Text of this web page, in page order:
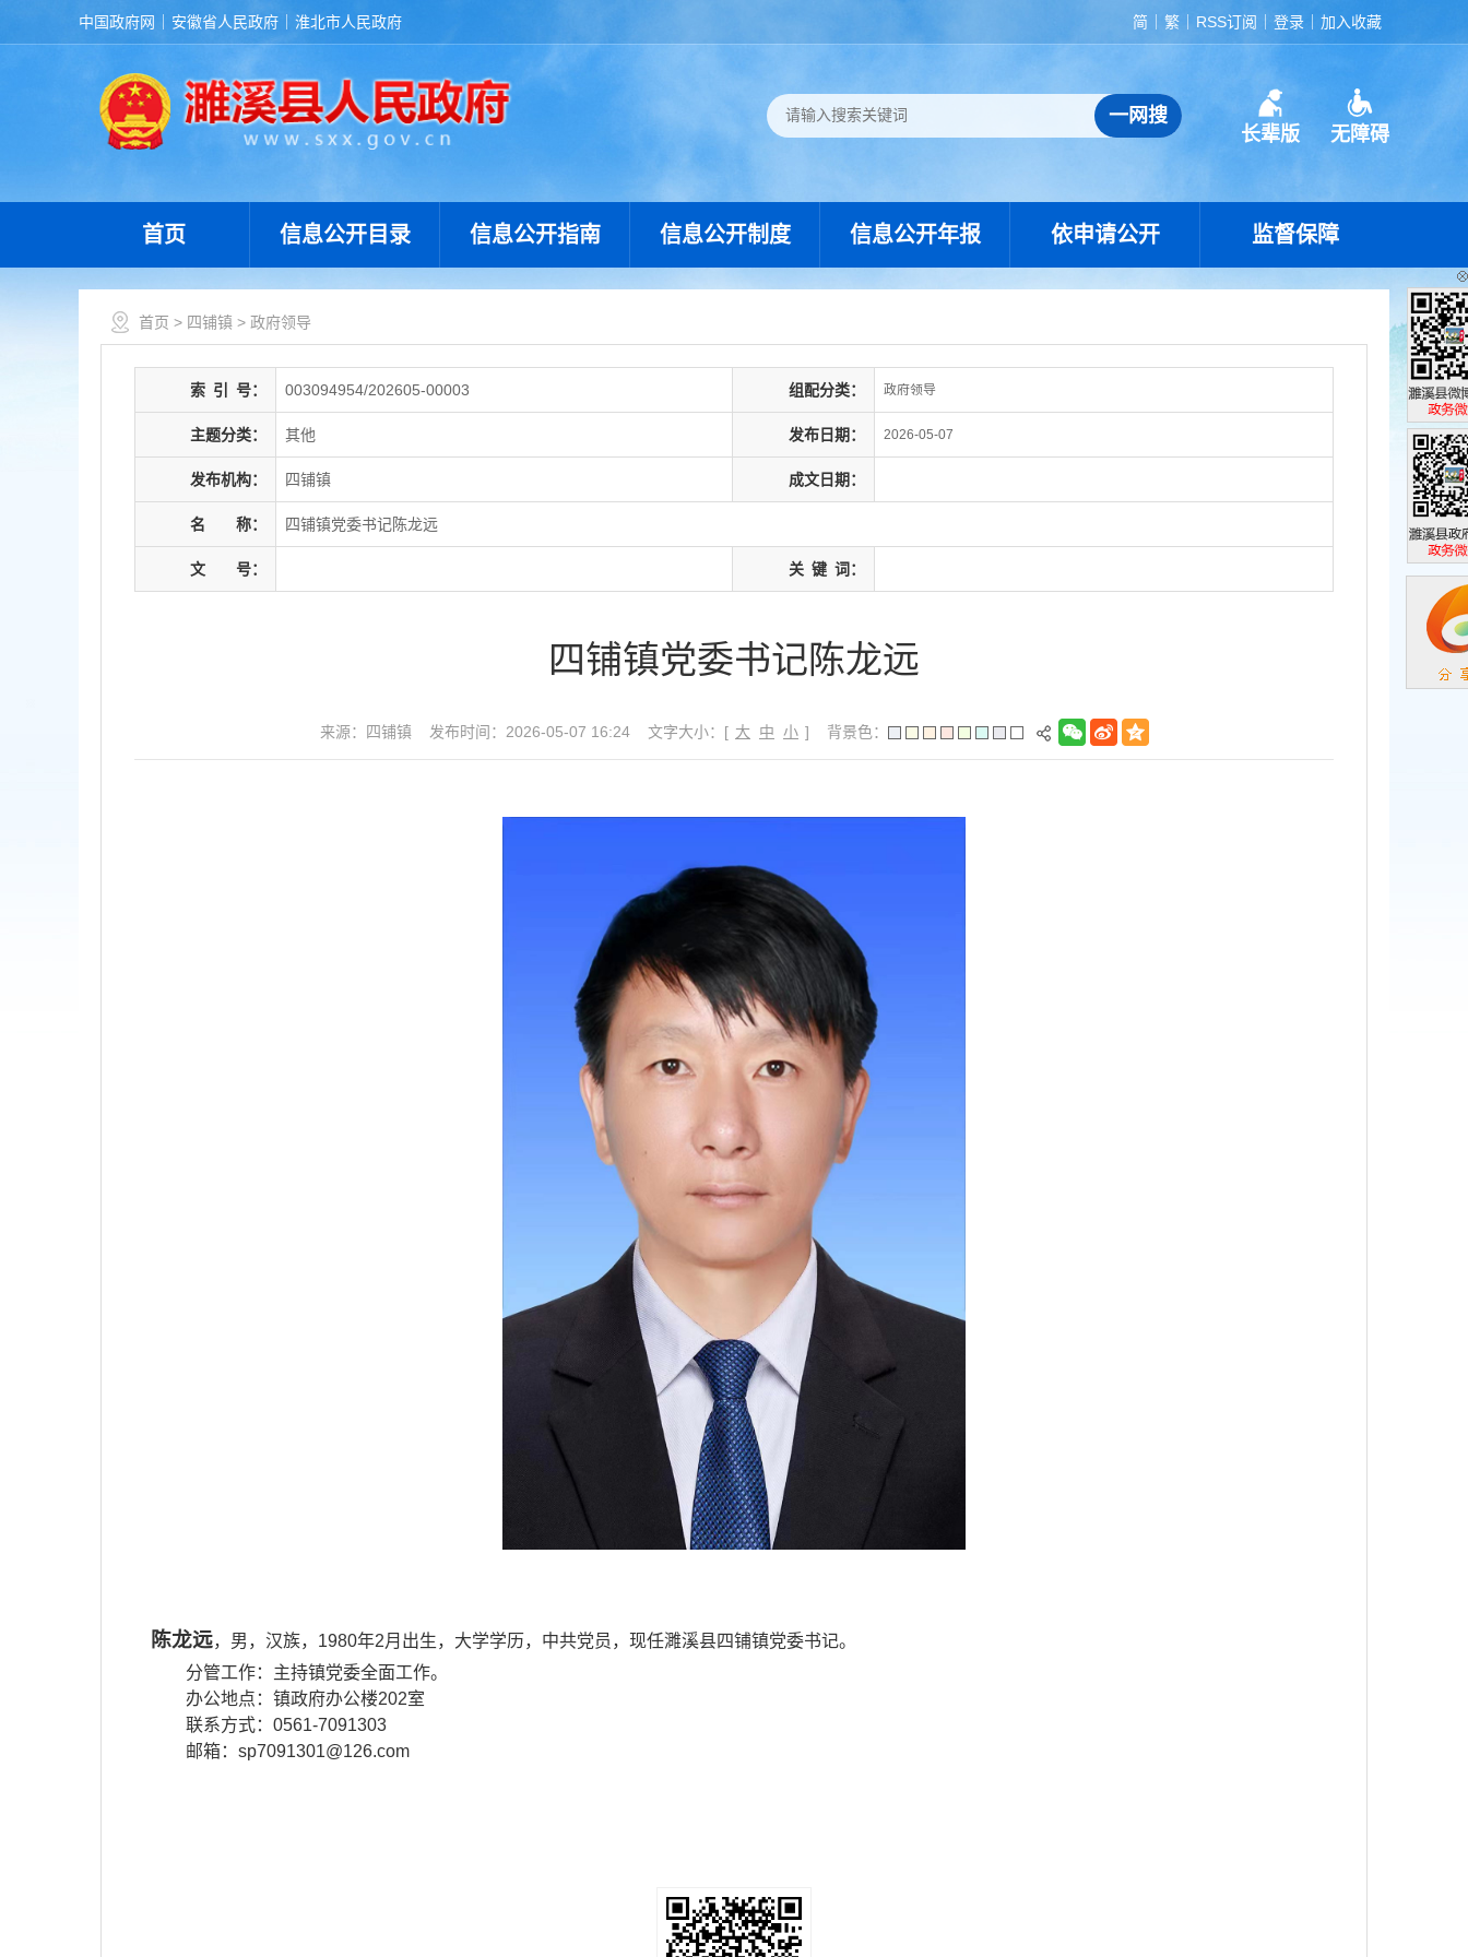
中国政府网 安徽省人民政府 淮北市人民政府 简 繁 RSS订阅 登录 加入收藏
长辈版 无障碍
首页 信息公开目录 信息公开指南 信息公开制度 信息公开年报 依申请公开 监督保障
首页 > 四铺镇 > 政府领导
索 引 号： 003094954/202605-00003 组配分类： 政府领导
主题分类： 其他 发布日期： 2026-05-07
发布机构： 四铺镇 成文日期：
名 称： 四铺镇党委书记陈龙远
文 号： 关 键 词：
四铺镇党委书记陈龙远
来源：四铺镇 发布时间：2026-05-07 16:24 文字大小：[ 大 中 小 ] 背景色：
陈龙远，男，汉族，1980年2月出生，大学学历，中共党员，现任濉溪县四铺镇党委书记。
分管工作： 主持镇党委全面工作。
办公地点：镇政府办公楼202室
联系方式：0561-7091303
邮箱：sp7091301@126.com
濉溪县政
政务微博
濉溪县政
政务微信